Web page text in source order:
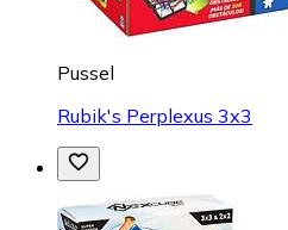
Pussel
Rubik's Perplexus 3x3